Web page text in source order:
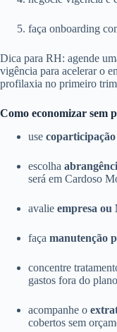
faça onboarding
Dica para RH: agende
vigência para acelerar o
profilaxia no primeiro
Como economizar sem
use coparticipação
escolha
será em Cardoso
avalie empresa
faça manutenção
concentre
gastos fora do plano
acompanhe o
cobertos sem